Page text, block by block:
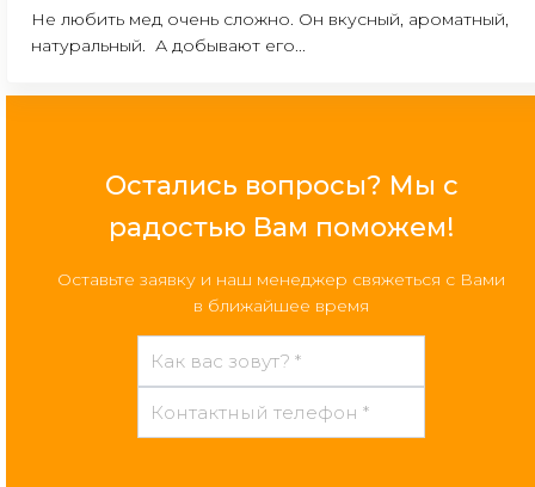
Не любить мед очень сложно. Он вкусный, ароматный,
натуральный. А добывают его...
Остались вопросы? Мы с
радостью Вам поможем!
Оставьте заявку и наш менеджер свяжеться с Вами
в ближайшее время